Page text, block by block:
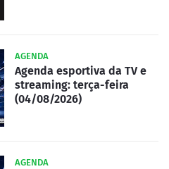
AGENDA
Agenda esportiva da TV e
streaming: terça-feira
(04/08/2026)
AGENDA